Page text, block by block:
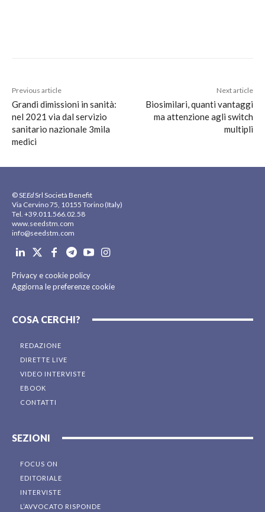
Previous article
Grandi dimissioni in sanità:
nel 2021 via dal servizio
sanitario nazionale 3mila
medici
Next article
Biosimilari, quanti vantaggi
ma attenzione agli switch
multipli
© SEEdSrl Società Benefit
Via Cervino 75, 10155 Torino (Italy)
Tel. +39.011.566.02.58
www.seedstm.com
info@seedstm.com
Privacy e cookie policy
Aggiorna le preferenze cookie
COSA CERCHI?
REDAZIONE
DIRETTE LIVE
VIDEO INTERVISTE
EBOOK
CONTATTI
SEZIONI
FOCUS ON
EDITORIALE
INTERVISTE
L’AVVOCATO RISPONDE